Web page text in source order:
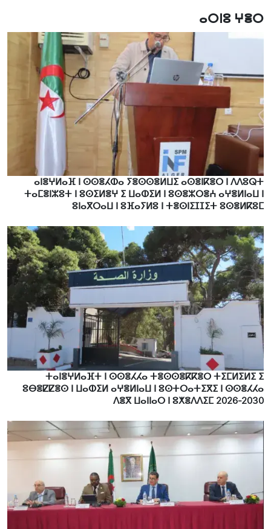
ⴰⵔⵏⵓ ⵖⴻⵔ
ⴰⵏⴻⵖⵍⴰⴼ ⵏ ⵙⵙⴻⵃⵀⴰ ⵢⴻⵙⵙⴻⵍⵡⵉ ⴰⵙⴻⵏⴽⴻⵔ ⵏ ⴷⴷⵓⵕⵜ
ⵜⴰⵎⴻⵏⵣⵓⵜ ⵏ ⵓⵙⵉⵍⴻⵖ ⵉ ⵡⴰⵀⵉⵍ ⵏ ⵓⵙⴻⵣⵔⴻⵄ ⴰⵖⴻⵍⵏⴰⵡ ⵏ
ⵓⵏⴰⴳⵔⴰⵡ ⵏ ⵓⴼⴰⵢⵍⵓ ⵏ ⵜⴻⵙⵏⵉⵊⵊⵉⵜ ⵓⵙⴻⵍⴽⵓⵎ
ⵜⴰⵏⴻⵖⵍⴰⴼⵜ ⵏ ⵙⵙⴻⵃⵃⴰ ⵜⴻⵙⵙⴻⴽⴽⴻⵔ ⵜⵉⵎⵍⵉⵍⵉ ⵉ
ⵓⴱⴻⵇⵇⴻⵙ ⵏ ⵡⴰⵀⵉⵍ ⴰⵖⴻⵍⵏⴰⵡ ⵏ ⵓⵙⵜⵔⴰⵜⵉⴳⵉ ⵏ ⵙⵙⴻⵃⵃⴰ
ⴷⴻⴳ ⵡⴰⵏⵏⴰⵔ ⵏ ⵓⵅⴻⴷⴷⵉⵎ 2026-2030